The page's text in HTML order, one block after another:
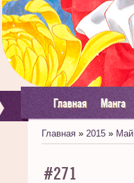
Главная Манга
Главная » 2015 » Май
#271